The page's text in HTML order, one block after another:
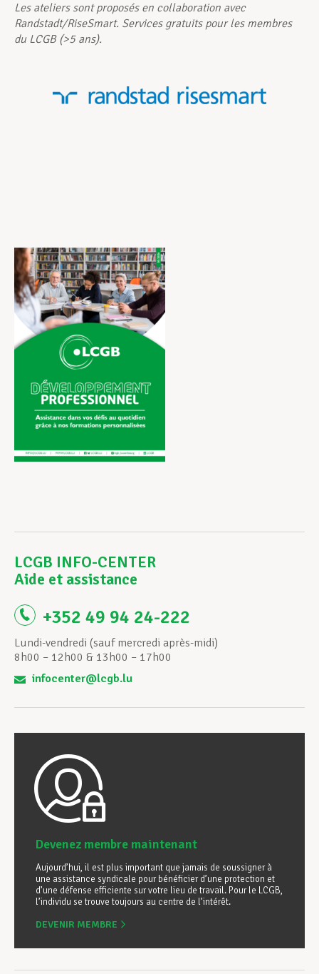
Les ateliers sont proposés en collaboration avec
Randstadt/RiseSmart. Services gratuits pour les membres
du LCGB (>5 ans).
LCGB INFO-CENTER
Aide et assistance
+352 49 94 24-222
Lundi-vendredi (sauf mercredi après-midi)
8h00 – 12h00 & 13h00 – 17h00
infocenter@lcgb.lu
Devenez membre maintenant
Aujourd’hui, il est plus important que jamais de soussigner à
une assistance syndicale pour bénéficier d’une protection et
d’une défense efficiente sur votre lieu de travail. Pour le LCGB,
l’individu se trouve toujours au centre de l’intérêt.
DEVENIR MEMBRE